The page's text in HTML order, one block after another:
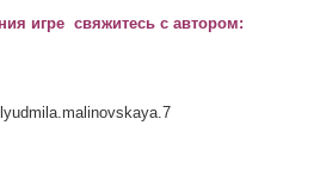
игре свяжитесь с автором: